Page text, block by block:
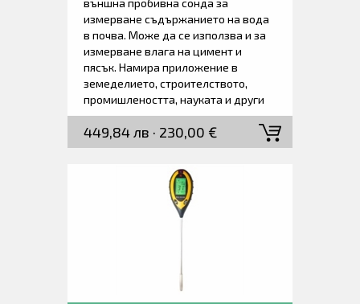
външна пробивна сонда за
измерване съдържанието на вода
в почва. Може да се използва и за
измерване влага на цимент и
пясък. Намира приложение в
земеделието, строителството,
промишлеността, науката и други
релевантни отрасли.
449,84 лв · 230,00 €